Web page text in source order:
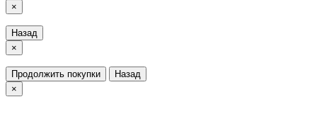
×
Назад
×
Продолжить покупки
Назад
×